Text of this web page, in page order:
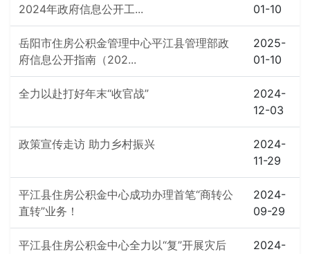
2024年政府信息公开工...
01-10
岳阳市住房公积金管理中心平江县管理部政
府信息公开指南（202...
2025-
01-10
全力以赴打好年末“收官战”
2024-
12-03
政策宣传走访 助力乡村振兴
2024-
11-29
平江县住房公积金中心成功办理首笔“商转公
直转”业务！
2024-
09-29
平江县住房公积金中心全力以“复”开展灾后
2024-